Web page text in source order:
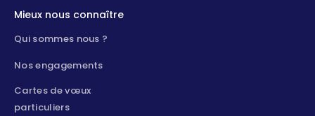
Mieux nous connaître
Qui sommes nous ?
Nos engagements
Cartes de vœux
particuliers